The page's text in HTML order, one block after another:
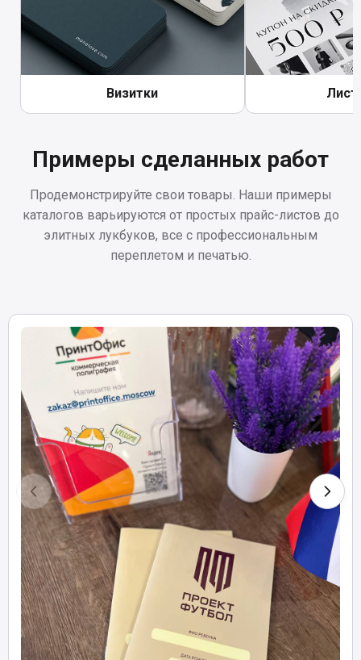
Визитки
Примеры сделанных работ
Продемонстрируйте свои товары. Наши примеры
каталогов варьируются от простых прайс-листов до
элитных лукбуков, все с профессиональным
переплетом и печатью.